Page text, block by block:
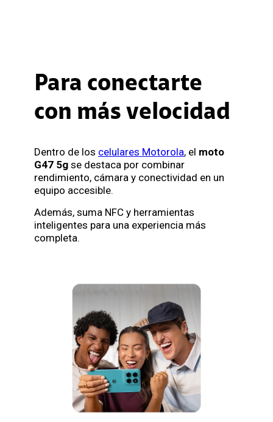
Para conectarte
con más velocidad
Dentro de los celulares Motorola, el moto
G47 5g se destaca por combinar
rendimiento, cámara y conectividad en un
equipo accesible.
Además, suma NFC y herramientas
inteligentes para una experiencia más
completa.